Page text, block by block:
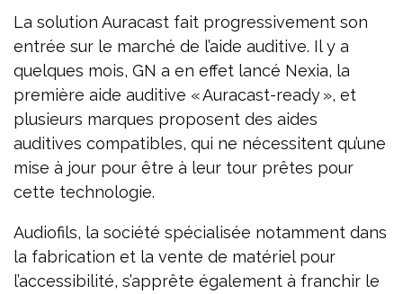
La solution Auracast fait progressivement son
entrée sur le marché de l’aide auditive. Il y a
quelques mois, GN a en effet lancé Nexia, la
première aide auditive « Auracast-ready », et
plusieurs marques proposent des aides
auditives compatibles, qui ne nécessitent qu’une
mise à jour pour être à leur tour prêtes pour
cette technologie.
Audiofils, la société spécialisée notamment dans
la fabrication et la vente de matériel pour
l’accessibilité, s’apprête également à franchir le